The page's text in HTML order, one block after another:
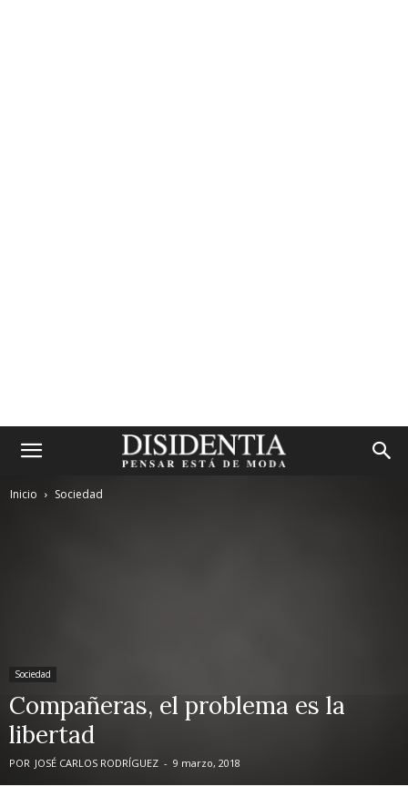
Inicio Sociedad
Sociedad
Compañeras, el problema es la
libertad
POR JOSÉ CARLOS RODRÍGUEZ - 9 marzo, 2018